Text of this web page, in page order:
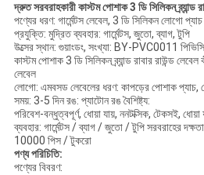
দ্রুত সরবরাহকারী কাস্টম পোশাক 3 ডি সিলিকন ব্র্যান্ড
পণ্যের ধরণ: গার্মেন্টস লেবেল, 3 ডি সিলিকন লোগো
প্রযুক্তি: মুদ্রিত ব্যবহার: গার্মেন্টস, জুতো, ব্যাগ, টুপি
উত্সের স্থান: গুয়াংডং, সংখ্যা: BY-PVC0011
কাস্টম পোশাক 3 ডি সিলিকন ব্র্যান্ড রাবার রাউন্ড
লেবেল
লোগো: এমবসড লেবেলের ধরণ: কাপড়ের পোশাক প্যাচ,
সময়: 3-5 দিন রঙ: প্যাটোন রঙ বৈশিষ্ট্য:
পরিবেশ-বন্ধুত্বপূর্ণ, ধোয়া যায়, ননটক্সিক, টেকসই,
ব্যবহার: গার্মেন্টস / ব্যাগ / জুতো / টুপি সরবরাহের
10000 পিস / টুকরো
পণ্য পরিচিতি:
পণ্যের বিবরণ: